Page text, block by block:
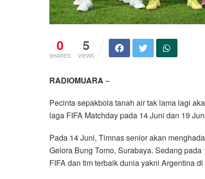
0
SHARES
5
VIEWS
RADIOMUARA –
Pecinta sepakbola tanah air tak lama lagi
laga FIFA Matchday pada 14 Juni dan 19
Pada 14 Juni, Timnas senior akan
Gelora Bung Tomo, Surabaya. Sedang
FIFA dan tim terbaik dunia yakni Argentina